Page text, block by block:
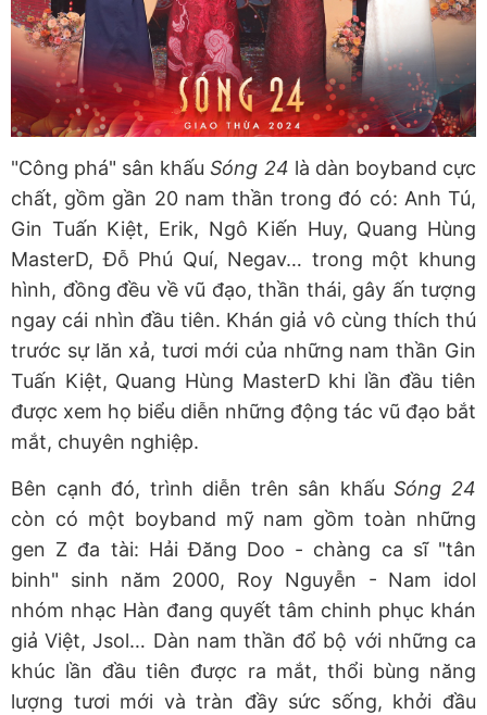
"Công phá" sân khấuSóng 24 là dàn boyband cực
chất, gồm gần 20 nam thần trong đó có: Anh Tú,
Gin Tuấn Kiệt, Erik, Ngô Kiến Huy, Quang Hùng
MasterD, Đỗ Phú Quí, Negav… trong một khung
hình, đồng đều về vũ đạo, thần thái, gây ấn tượng
ngay cái nhìn đầu tiên. Khán giả vô cùng thích thú
trước sự lăn xả, tươi mới của những nam thần Gin
Tuấn Kiệt, Quang Hùng MasterD khi lần đầu tiên
được xem họ biểu diễn những động tác vũ đạo bắt
mắt, chuyên nghiệp.
Bên cạnh đó, trình diễn trên sân khấuSóng 24
còn có một boyband mỹ nam gồm toàn những
gen Z đa tài: Hải Đăng Doo - chàng ca sĩ "tân
binh" sinh năm 2000, Roy Nguyễn - Nam idol
nhóm nhạc Hàn đang quyết tâm chinh phục khán
giả Việt, Jsol… Dàn nam thần đổ bộ với những ca
khúc lần đầu tiên được ra mắt, thổi bùng năng
lượng tươi mới và tràn đầy sức sống, khởi đầu